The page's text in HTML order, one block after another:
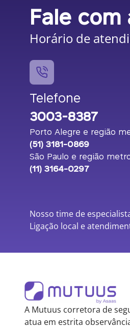
Fale
Horário de
Telefone
3003-8387
Porto Alegre e região
(51) 3181-0869
São Paulo e região
(11) 3164-0297
Nosso time de
Ligação local e
A Mutuus corretora de
atua em estrita